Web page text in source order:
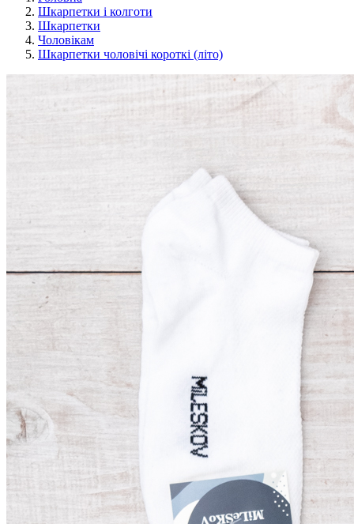
Шкарпетки і колготи
Шкарпетки
Чоловікам
Шкарпетки чоловічі короткі (літо)